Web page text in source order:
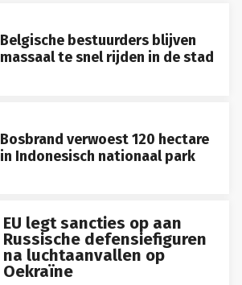
Belgische bestuurders blijven
massaal te snel rijden in de stad
Bosbrand verwoest 120 hectare
in Indonesisch nationaal park
EU legt sancties op aan
Russische defensiefiguren
na luchtaanvallen op
Oekraïne